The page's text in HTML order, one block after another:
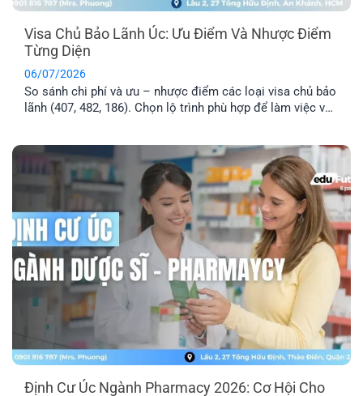
Visa Chủ Bảo Lãnh Úc: Ưu Điểm Và Nhược Điểm
Từng Diện
06/07/2026
So sánh chi phí và ưu – nhược điểm các loại visa chủ bảo
lãnh (407, 482, 186). Chọn lộ trình phù hợp để làm việc và
Định Cư Úc Ngành Pharmacy 2026: Cơ Hội Cho